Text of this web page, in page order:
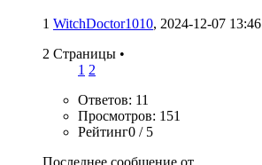
1 WitchDoctor1010, 2024-12-07 13:46
2 Страницы •
1 2
Ответов: 11
Просмотров: 151
Рейтинг0 / 5
Последнее сообщение от